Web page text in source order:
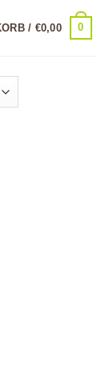
/ €0,00 0